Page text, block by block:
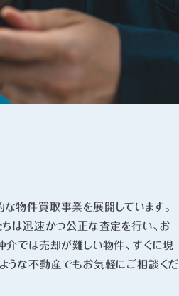
物件買取事業を展開しています。
ちは迅速かつ公正な査定を行い、お
介では売却が難しい物件、すぐに現
うな不動産でもお気軽にご相談くだ